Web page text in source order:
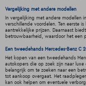
Vergelijking met andere modellen
In vergelijking met andere modellen
verschillende voordelen. Ten eerste
aantrekkelijke prijzen. Daarnaast
betrouwbaarheid, waardoor het een
Een tweedehands Mercedes-Benz C
Het kopen van een tweedehands
autokopers die op zoek zijn naar
belangrijk om te zoeken naar een
tot aankoop overgaat. Het
kan ook helpen om eventuele